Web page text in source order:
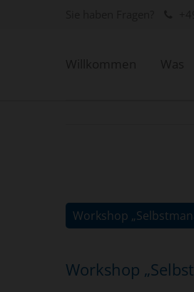
Workshop
Workshop